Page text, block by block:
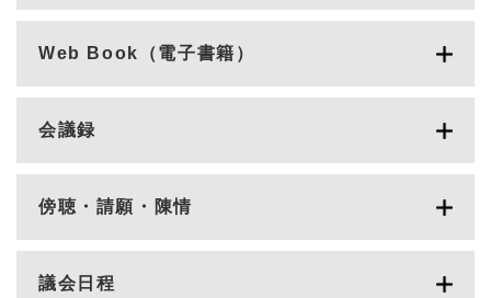
Web Book（電子書籍）
会議録
傍聴・請願・陳情
議会日程